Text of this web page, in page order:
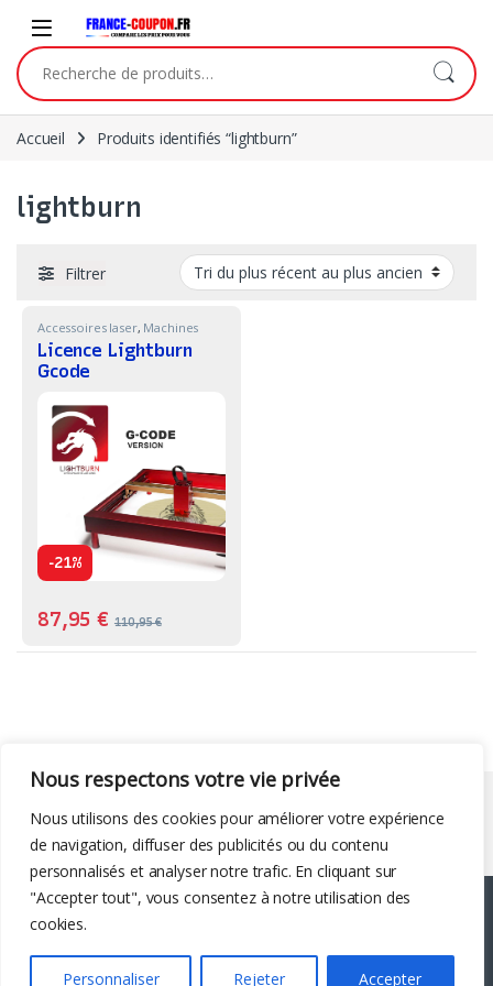
Nous respectons votre vie privée
Nous utilisons des cookies pour améliorer votre expérience
de navigation, diffuser des publicités ou du contenu
personnalisés et analyser notre trafic. En cliquant sur
"Accepter tout", vous consentez à notre utilisation des
cookies.
Personnaliser Rejeter Accepter
Recherche pour :
Accueil Produits identifiés “lightburn”
lightburn
Filtrer
Accessoires laser, Machines
Licence Lightburn
Gcode
-21%
87,95€ 110,95€
Liens utiles